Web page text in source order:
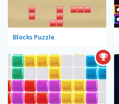
Blocks Puzzle